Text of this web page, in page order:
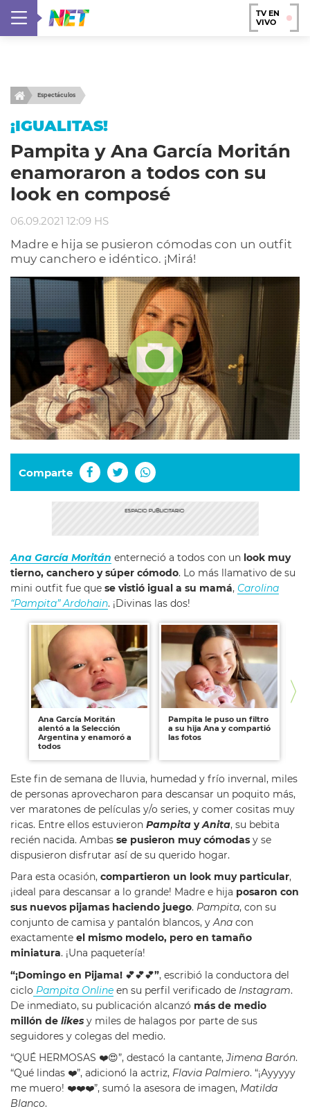
TV EN
VIVO
Espectáculos
¡IGUALITAS!
Pampita y Ana García Moritán
enamoraron a todos con su
look en composé
06.09.2021 12:09 HS
Madre e hija se pusieron cómodas con un outfit
muy canchero e idéntico. ¡Mirá!
Comparte
Ana García Moritán enterneció a todos con un look muy
tierno, canchero y súper cómodo. Lo más llamativo de su
mini outfit fue que se vistió igual a su mamá, Carolina
“Pampita” Ardohain. ¡Divinas las dos!
Ana García Moritán
alentó a la Selección
Argentina y enamoró a
todos
Pampita le puso un filtro
a su hija Ana y compartió
las fotos
Este fin de semana de lluvia, humedad y frío invernal, miles
de personas aprovecharon para descansar un poquito más,
ver maratones de películas y/o series, y comer cositas muy
ricas. Entre ellos estuvieron Pampita yAnita, su bebita
recién nacida. Ambas se pusieron muy cómodas y se
dispusieron disfrutar así de su querido hogar.
Para esta ocasión, compartieron un look muy particular,
¡ideal para descansar a lo grande! Madre e hija posaron con
sus nuevos pijamas haciendo juego. Pampita, con su
conjunto de camisa y pantalón blancos, yAna con
exactamente el mismo modelo, pero en tamaño
miniatura. ¡Una paquetería!
“¡Domingo en Pijama! 💕💕💕”, escribió la conductora del
ciclo Pampita Online en su perfil verificado de Instagram.
De inmediato, su publicación alcanzó más de medio
millón de likes y miles de halagos por parte de sus
seguidores y colegas del medio.
“QUÉ HERMOSAS ❤️😍”, destacó la cantante,Jimena Barón.
“Qué lindas ❤️”, adicionó la actriz, Flavia Palmiero. “¡Ayyyyy
me muero! ❤️❤️❤️”, sumó la asesora de imagen, Matilda
Blanco.